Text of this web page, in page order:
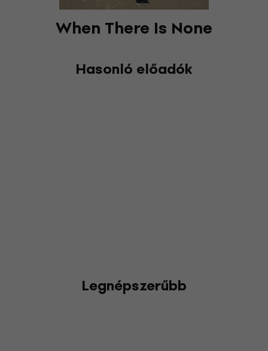
When There Is None
Hasonló előadók
Legnépszerűbb